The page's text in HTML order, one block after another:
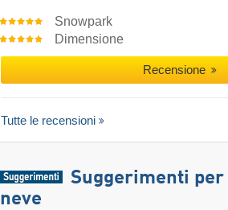
Snowpark
Dimensione
Recensione
Tutte le recensioni
Suggerimenti
neve